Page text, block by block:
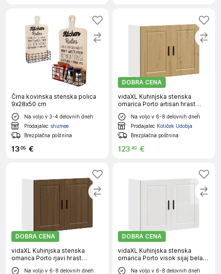
Črna kovinska stenska polica
9x28x50 cm
Na voljo v 3-4 delovnih dneh
Prodajalec shumee
Brezplačna poštnina
1305 €
DOBRA CENA
vidaXL Kuhinjska stenska
omarica Porto artisan hrast
inženirski les
Na voljo v 6-8 delovnih dneh
Prodajalec Kotiček Udobja
Brezplačna poštnina
123 49 €
DOBRA CENA
vidaXL Kuhinjska stenska
omarica Porto rjavi hrast
inženirski les
Na voljo v 6-8 delovnih dneh
DOBRA CENA
vidaXL Kuhinjska stenska
omarica Porto visok sijaj bela
inženirski les
Na voljo v 6-8 delovnih dneh